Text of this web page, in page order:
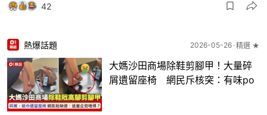
42
熱爆話題 2026-05-26 精選 ★
大媽沙田商場除鞋剪腳甲！大量碎
屑遺留座椅 網民斥核突：有味po